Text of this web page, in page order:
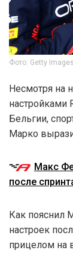
Фото: Getty
Несмотря на
настройками
Бельгии,
Марко
Макс
после
Как пояснил
настроек
прицелом на